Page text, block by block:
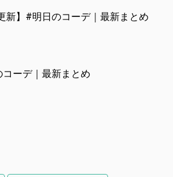
新】#明日のコーデ｜最新まとめ
ーデ｜最新まとめ